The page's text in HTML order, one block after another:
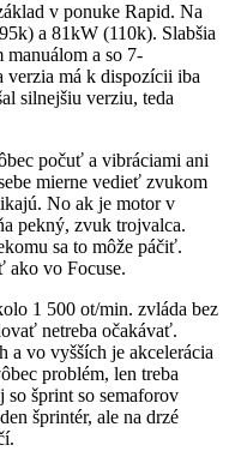
v ponuke Rapid. Na
a 81kW (110k). Slabšia
a so 7-
má k dispozícii iba
silnejšiu verziu, teda
počuť a vibráciami ani
mierne vedieť zvukom
No ak je motor v
pekný, zvuk trojvalca.
sa to môže páčiť.
ako vo Focuse.
1 500 ot/min. zvláda bez
netreba očakávať.
a vo vyšších je akcelerácia
problém, len treba
šprint so semaforov
šprintér, ale na drzé